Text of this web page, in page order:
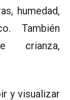
humedad,
También
crianza,
y visualizar